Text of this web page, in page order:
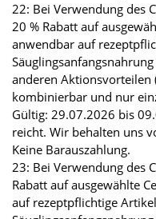
22: Bei Verwendung des
20 % Rabatt auf
anwendbar auf
anderen Aktionsvorteilen
kombinierbar und nur
Gültig: 29.07.2026 bis
reicht. Wir behalten uns
Keine Barauszahlung.
23: Bei Verwendung des
Rabatt auf ausgewählte
auf rezeptpflichtige